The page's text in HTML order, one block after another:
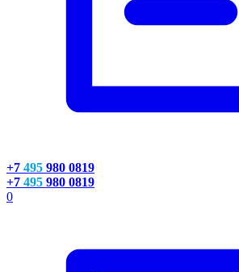
+7 495 980 0819
+7 495 980 0819
0